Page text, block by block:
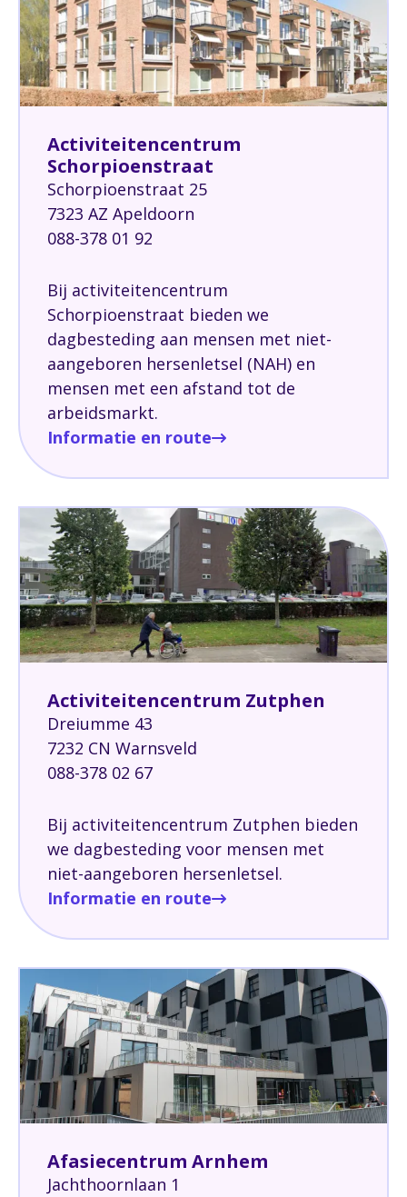
Activiteitencentrum
Schorpioenstraat
Schorpioenstraat 25
7323 AZ Apeldoorn
088-378 01 92
Bij activiteitencentrum
Schorpioenstraat bieden we
dagbesteding aan mensen met niet-
aangeboren hersenletsel (NAH) en
mensen met een afstand tot de
arbeidsmarkt.
Informatie en route
Activiteitencentrum Zutphen
Dreiumme 43
7232 CN Warnsveld
088-378 02 67
Bij activiteitencentrum Zutphen bieden
we dagbesteding voor mensen met
niet-aangeboren hersenletsel.
Informatie en route
Afasiecentrum Arnhem
Jachthoornlaan 1